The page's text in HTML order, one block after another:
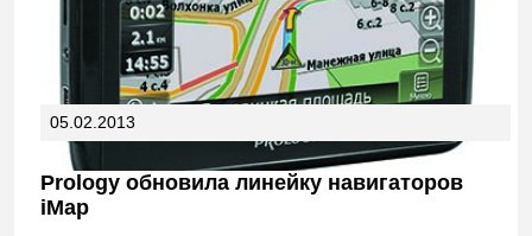
05.02.2013
Prology обновила линейку навигаторов
iMap